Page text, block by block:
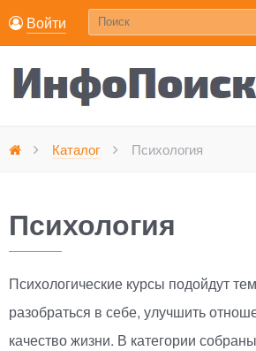
Войти
Каталог Психология
Психология
Психологические курсы подойдут
разобраться в себе, улучшить
качество жизни. В категории